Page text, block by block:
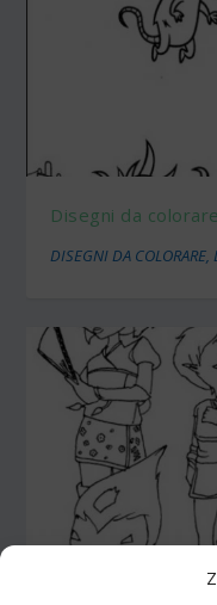
Disegni da
DISEGNI DA COLORARE,